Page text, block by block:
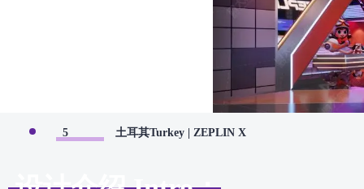
5 土耳其Turkey | ZEPLIN X